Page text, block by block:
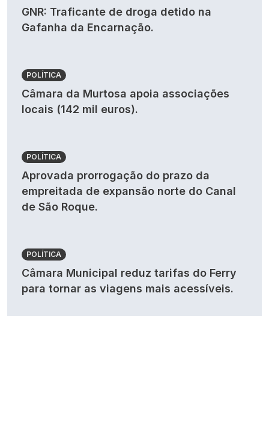
GNR: Traficante de droga detido na
Gafanha da Encarnação.
POLÍTICA
Câmara da Murtosa apoia associações
locais (142 mil euros).
POLÍTICA
Aprovada prorrogação do prazo da
empreitada de expansão norte do Canal
de São Roque.
POLÍTICA
Câmara Municipal reduz tarifas do Ferry
para tornar as viagens mais acessíveis.